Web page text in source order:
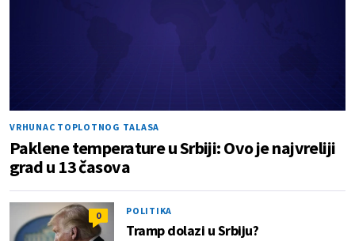
VRHUNAC TOPLOTNOG TALASA
Paklene temperature u Srbiji: Ovo je najvreliji
grad u 13 časova
0 POLITIKA
Tramp dolazi u Srbiju?